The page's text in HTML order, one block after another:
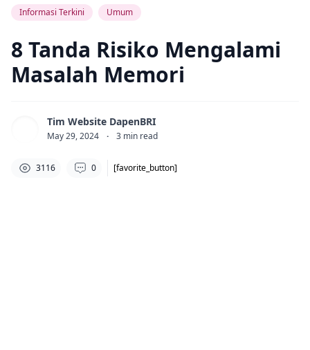
Informasi Terkini Umum
8 Tanda Risiko Mengalami
Masalah Memori
Tim Website DapenBRI
May 29, 2024 · 3 min read
3116 0 [favorite_button]